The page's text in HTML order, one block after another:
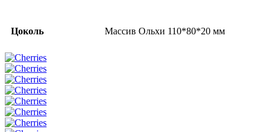
Цоколь Массив Ольхи 110*80*20 мм